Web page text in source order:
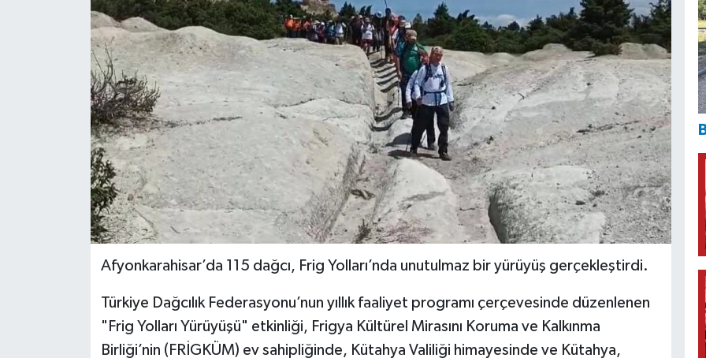
Afyonkarahisar’da 115 dağcı, Frig Yolları’nda unutulmaz bir yürüyüş gerçekleştirdi.
Türkiye Dağcılık Federasyonu’nun yıllık faaliyet programı çerçevesinde düzenlenen
"Frig Yolları Yürüyüşü" etkinliği, Frigya Kültürel Mirasını Koruma ve Kalkınma
Birliği’nin (FRİGKÜM) ev sahipliğinde, Kütahya Valiliği himayesinde ve Kütahya,
Siyaset